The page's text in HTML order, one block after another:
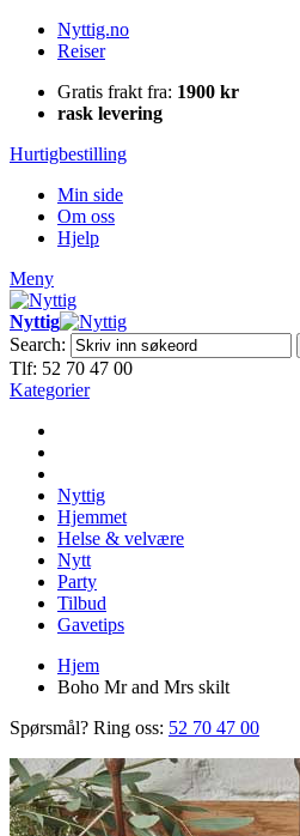
Nyttig.no
Reiser
Gratis frakt fra: 1900 kr
rask levering
Hurtigbestilling
Min side
Om oss
Hjelp
Meny
Nyttig
Search:
Tlf: 52 70 47 00
Kategorier
Nyttig
Hjemmet
Helse & velvære
Nytt
Party
Tilbud
Gavetips
Hjem
Boho Mr and Mrs skilt
Spørsmål? Ring oss: 52 70 47 00